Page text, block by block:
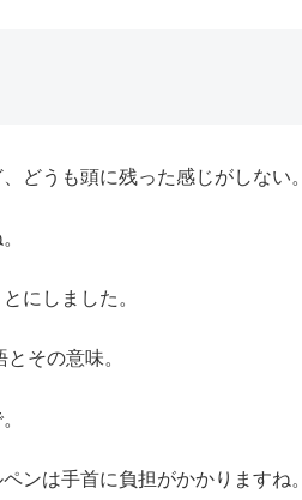
どうも頭に残った感じがしない。
にしました。
その意味。
ンは手首に負担がかかりますね。